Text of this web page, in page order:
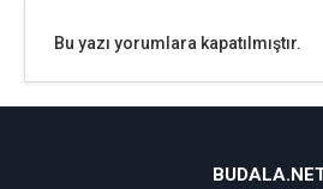
Bu yazı yorumlara kapatılmıştır.